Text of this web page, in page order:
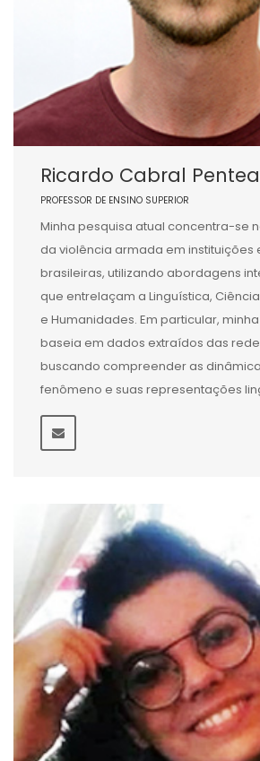
Ricardo Cabral
PROFESSOR DE ENSINO SUPERIOR
Minha pesquisa atual concentra-se
da violência armada em instituições
brasileiras, utilizando abordagens
que entrelaçam a Linguística,
e Humanidades. Em particular,
baseia em dados extraídos das
buscando compreender as
fenômeno e suas representações